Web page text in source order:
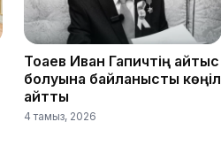
Тоқаев Иван Гапичтің қайтыс
болуына байланысты көңіл
айтты
4 тамыз, 2026